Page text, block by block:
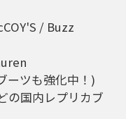
/ Buzz
ーツも強化中！)
の国内レプリカブ